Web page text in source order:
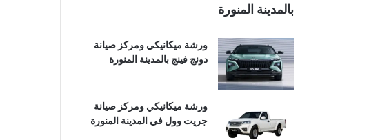
بالمدينة المنورة
ورشة ميكانيكي ومركز صيانة
دونج فينج بالمدينة المنورة
ورشة ميكانيكي ومركز صيانة
جريت وول في المدينة المنورة